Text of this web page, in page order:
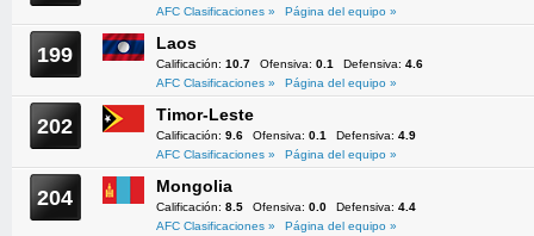
AFC Clasificaciones »
Página del equipo »
199 Laos
Calificación: 10.7 Ofensiva: 0.1 Defensiva: 4.6
AFC Clasificaciones »
Página del equipo »
202 Timor-Leste
Calificación: 9.6 Ofensiva: 0.1 Defensiva: 4.9
AFC Clasificaciones »
Página del equipo »
204 Mongolia
Calificación: 8.5 Ofensiva: 0.0 Defensiva: 4.4
AFC Clasificaciones »
Página del equipo »